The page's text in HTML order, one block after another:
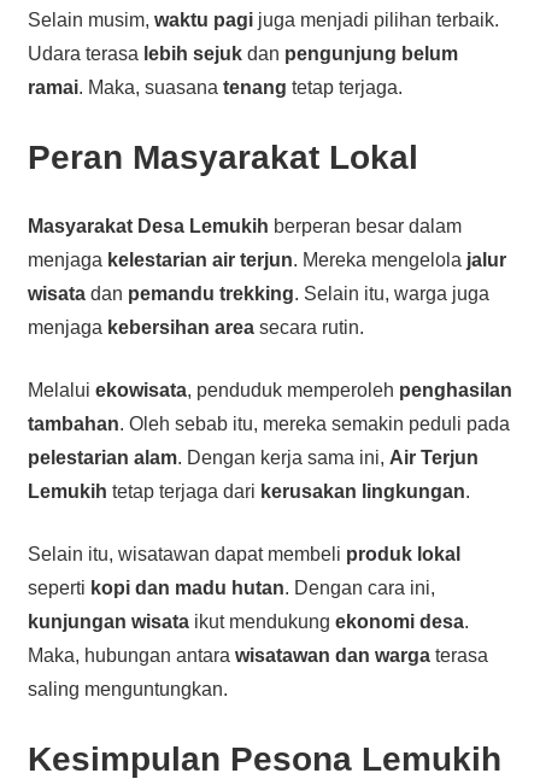
Selain musim, waktu pagijuga menjadi pilihan terbaik.
Udara terasa lebih sejukdan pengunjung belum
ramai. Maka, suasana tenang tetap terjaga.
Peran Masyarakat Lokal
Masyarakat Desa Lemukih berperan besar dalam
menjaga kelestarian air terjun. Mereka mengelola jalur
wisatadan pemandu trekking. Selain itu, warga juga
menjaga kebersihan areasecara rutin.
Melalui ekowisata, penduduk memperoleh penghasilan
tambahan. Oleh sebab itu, mereka semakin peduli pada
pelestarian alam. Dengan kerja sama ini, Air Terjun
Lemukih tetap terjaga dari kerusakan lingkungan.
Selain itu, wisatawan dapat membeli produk lokal
seperti kopi dan madu hutan. Dengan cara ini,
kunjungan wisataikut mendukung ekonomi desa.
Maka, hubungan antara wisatawan dan wargaterasa
saling menguntungkan.
Kesimpulan Pesona Lemukih